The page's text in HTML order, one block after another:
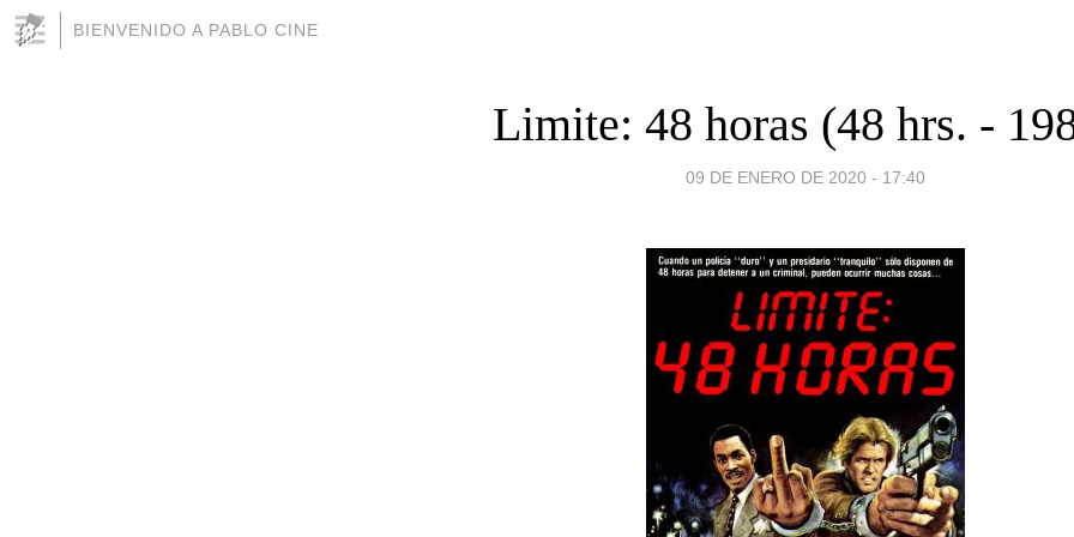
BIENVENIDO A PABLO CINE
Limite: 48 horas (48 hrs. -
09 DE ENERO DE 2020 - 17:40